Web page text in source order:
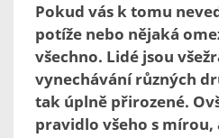
Pokud vás k tomu
potíže nebo nějaká
všechno. Lidé jsou
vynechávání různých
tak úplně přirozené.
pravidlo všeho s